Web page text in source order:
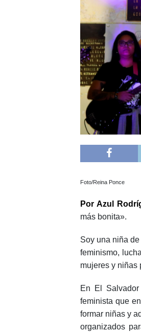
Foto/Reina Ponce
Por Azul
más bonita».
Soy una niña
feminismo,
mujeres y niñas
En El
feminista que
formar niñas y
organizados